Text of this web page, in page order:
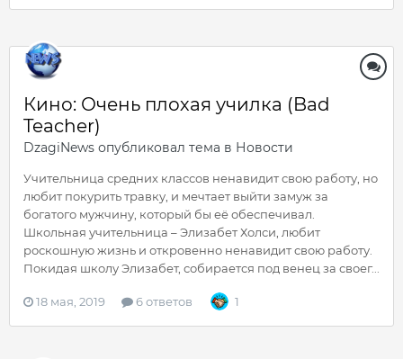
Кино: Очень плохая училка (Bad
Teacher)
DzagiNews опубликовал тема в Новости
Учительница средних классов ненавидит свою работу, но
любит покурить травку, и мечтает выйти замуж за
богатого мужчину, который бы её обеспечивал.
Школьная учительница – Элизабет Холси, любит
роскошную жизнь и откровенно ненавидит свою работу.
Покидая школу Элизабет, собирается под венец за своег...
18 мая, 2019 6 ответов 1